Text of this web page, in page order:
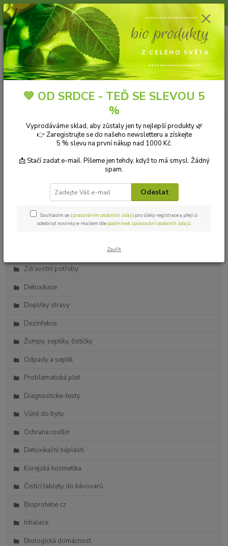
Slunce, koupání a horko dávají vlasům zabrat. Dopřejte jim šetrnou péči s
přírodní vlasovou kosmetikou.
Menu
CZK
+420 606 912 887
9-18:00 hod.
0 ks
za 0,00 Kč
Kategorie blogu
Přírodní kosmetika
Přírodní aromaterapie
Bio drogerie
Zdravotní potřeby
Detoxikace
Doplňky stravy
Dezinfekce
Žumpy, septiky, čističky
Odpady a septik
Problematická pleť
Diagnosticke-testy
Vůně do bytu
Ochrana rostlin
Detoxikační náplasti
Korejská kosmetika
Čistící tablety do kávovarů
Bioprotebe.cz
Inhalace
Ekologická domácnost
💚 OD SRDCE - TEĎ SE SLEVOU 5
%
Vyprodáváme sklad, aby zůstaly jen ty nejlepší produkty 🌿
👉 Zaregistrujte se do našeho newsletteru a získejte
5 % slevu na první nákup nad 1000 Kč.
📩 Stačí zadat e-mail. Píšeme jen tehdy, když to má smysl. Žádný
spam.
Odeslat
Souhlasím se zpracováním osobních údajů pro účely registrace a přeji si
odebírat novinky e-mailem dle podmínek zpracování osobních údajů.
Zavřít